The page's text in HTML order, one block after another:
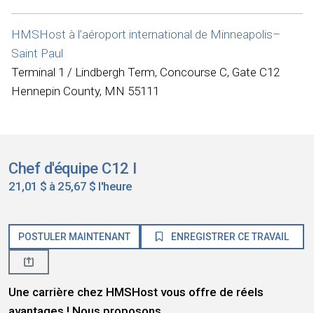
HMSHost à l’aéroport international de Minneapolis–
Saint Paul
Terminal 1 / Lindbergh Term, Concourse C, Gate C12
Hennepin County, MN 55111
Chef d'équipe C12 I
21,01 $ à 25,67 $ l'heure
POSTULER MAINTENANT ENREGISTRER CE TRAVAIL
Une carrière chez HMSHost vous offre de réels